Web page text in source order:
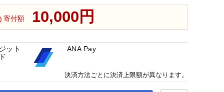
寄付額 10,000円
ット
ANA Pay
決済方法ごとに決済上限額が異なります。